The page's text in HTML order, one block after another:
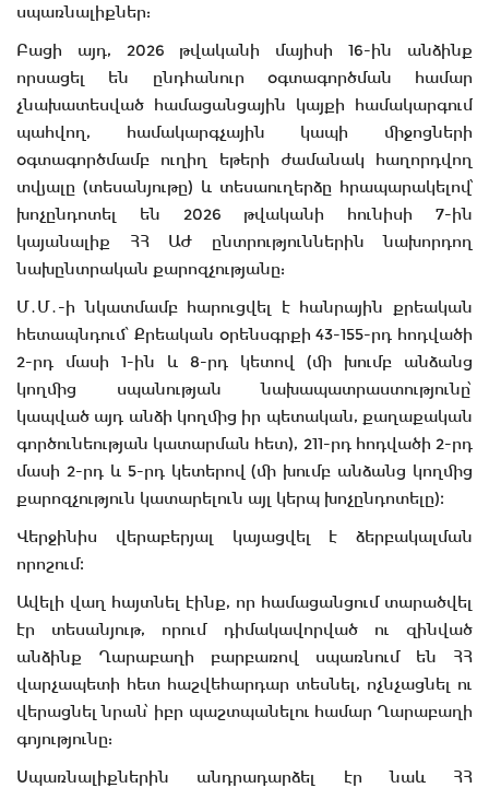
սպառնալիքներ:
Բացի այդ, 2026 թվականի մայիսի 16-ին անձինք
որսացել են ընդհանուր օգտագործման համար
չնախատեսված համացանցային կայքի համակարգում
պահվող, համակարգչային կապի միջոցների
օգտագործմամբ ուղիղ եթերի ժամանակ հաղորդվող
տվյալը (տեսանյութը) և տեսաուղերձը հրապարակելով՝
խոչընդոտել են 2026 թվականի հունիսի 7-ին
կայանալիք ՀՀ ԱԺ ընտրություններին նախորդող
նախընտրական քարոզչությանը:
Մ․Մ․-ի նկատմամբ հարուցվել է հանրային քրեական
հետապնդում՝ Քրեական օրենսգրքի 43-155-րդ հոդվածի
2-րդ մասի 1-ին և 8-րդ կետով (մի խումբ անձանց
կողմից սպանության նախապատրաստությունը՝
կապված այդ անձի կողմից իր պետական, քաղաքական
գործունեության կատարման հետ), 211-րդ հոդվածի 2-րդ
մասի 2-րդ և 5-րդ կետերով (մի խումբ անձանց կողմից
քարոզչություն կատարելուն այլ կերպ խոչընդոտելը)։
Վերջինիս վերաբերյալ կայացվել է ձերբակալման
որոշում։
Ավելի վաղ հայտնել էինք, որ համացանցում տարածվել
էր տեսանյութ, որում դիմակավորված ու զինված
անձինք Ղարաբաղի բարբառով սպառնում են ՀՀ
վարչապետի հետ հաշվեհարդար տեսնել, ոչնչացնել ու
վերացնել նրան՝ իբր պաշտպանելու համար Ղարաբաղի
գոյությունը:
Սպառնալիքներին անդրադարձել էր նաև ՀՀ